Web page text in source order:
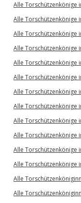
Alle Torschützenkönige
Alle Torschützenkönige
Alle Torschützenkönige
Alle Torschützenkönige
Alle Torschützenkönige
Alle Torschützenkönige
Alle Torschützenkönige
Alle Torschützenkönige
Alle Torschützenkönige
Alle Torschützenkönige
Alle Torschützenkönige
Alle Torschützenkönige
Alle
Alle